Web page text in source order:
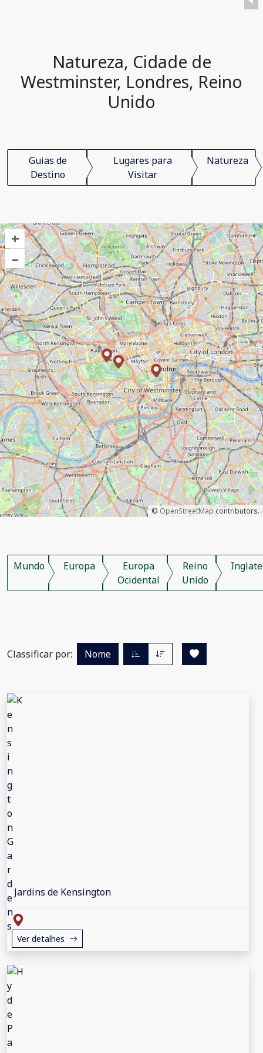
Natureza, Cidade de
Westminster, Londres, Reino
Unido
Guias de
Destino
Lugares para
Visitar
Natureza
+
–
©OpenStreetMapcontributors.
Mundo Europa
Europa
Ocidental
Reino
Unido
Classificar por: Nome
Jardins de Kensington
Ver detalhes